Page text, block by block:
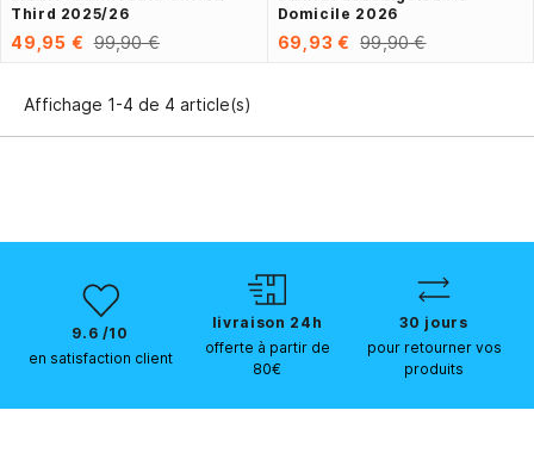
Third 2025/26
49,95 € 99,90 €
Domicile 2026
69,93 € 99,90 €
Affichage 1-4 de 4 article(s)
9.6 /10
en satisfaction client
livraison 24h
offerte à partir de
80€
30 jours
pour retourner vos
produits